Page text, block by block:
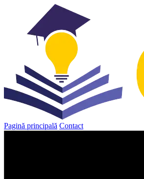
Pagină principală Contact